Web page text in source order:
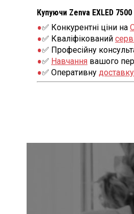
Купуючи Zenva EXLED
✅ Конкурентні ціни на
✅ Кваліфікований
✅ Професійну
✅ Навчання вашого
✅ Оперативну доставку